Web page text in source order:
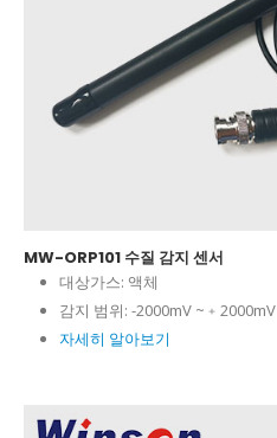
MW-ORP101 수질 감지 센서
대상가스: 액체
감지 범위: -2000mV ~﹢2000mV
자세히 알아보기